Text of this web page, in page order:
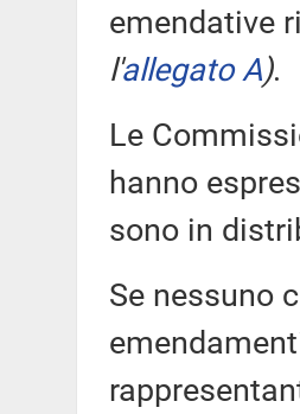
emendative
l'allegato A).
Le
hanno
sono in
Se nessuno